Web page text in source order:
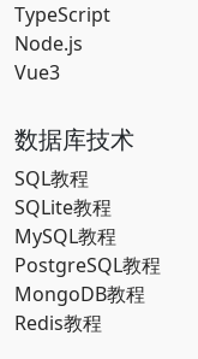
TypeScript
Node.js
Vue3
数据库技术
SQL教程
SQLite教程
MySQL教程
PostgreSQL教程
MongoDB教程
Redis教程